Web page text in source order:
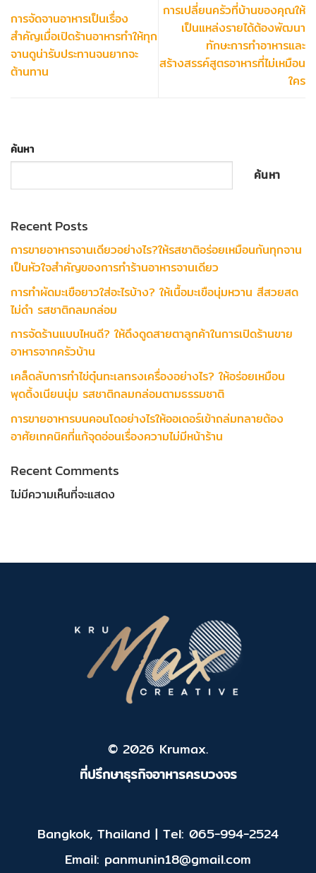
การจัดจานอาหารเป็นเรื่อง
สำคัญเมื่อเปิดร้านอาหารทำให้ทุก
จานดูน่ารับประทานจนยากจะ
ต้านทาน
การเปลี่ยนครัวที่บ้านของคุณให้
เป็นแหล่งรายได้ต้องพัฒนา
ทักษะการทำอาหารและ
สร้างสรรค์สูตรอาหารที่ไม่เหมือน
ใคร
ค้นหา
ค้นหา
Recent Posts
การขายอาหารจานเดียวอย่างไร?ให้รสชาติอร่อยเหมือนกันทุกจาน
เป็นหัวใจสำคัญของการทำร้านอาหารจานเดียว
การทำผัดมะเขือยาวใส่อะไรบ้าง? ให้เนื้อมะเขือนุ่มหวาน สีสวยสด
ไม่ดำ รสชาติกลมกล่อม
การจัดร้านแบบไหนดี? ให้ดึงดูดสายตาลูกค้าในการเปิดร้านขาย
อาหารจากครัวบ้าน
เคล็ดลับการทำไข่ตุ๋นทะเลทรงเครื่องอย่างไร? ให้อร่อยเหมือน
พุดดิ้งเนียนนุ่ม รสชาติกลมกล่อมตามธรรมชาติ
การขายอาหารบนคอนโดอย่างไรให้ออเดอร์เข้าถล่มทลายต้อง
อาศัยเทคนิคที่แก้จุดอ่อนเรื่องความไม่มีหน้าร้าน
Recent Comments
ไม่มีความเห็นที่จะแสดง
© 2026 Krumax.
ที่ปรึกษาธุรกิจอาหารครบวงจร
Bangkok, Thailand | Tel: 065-994-2524
Email: panmunin18@gmail.com